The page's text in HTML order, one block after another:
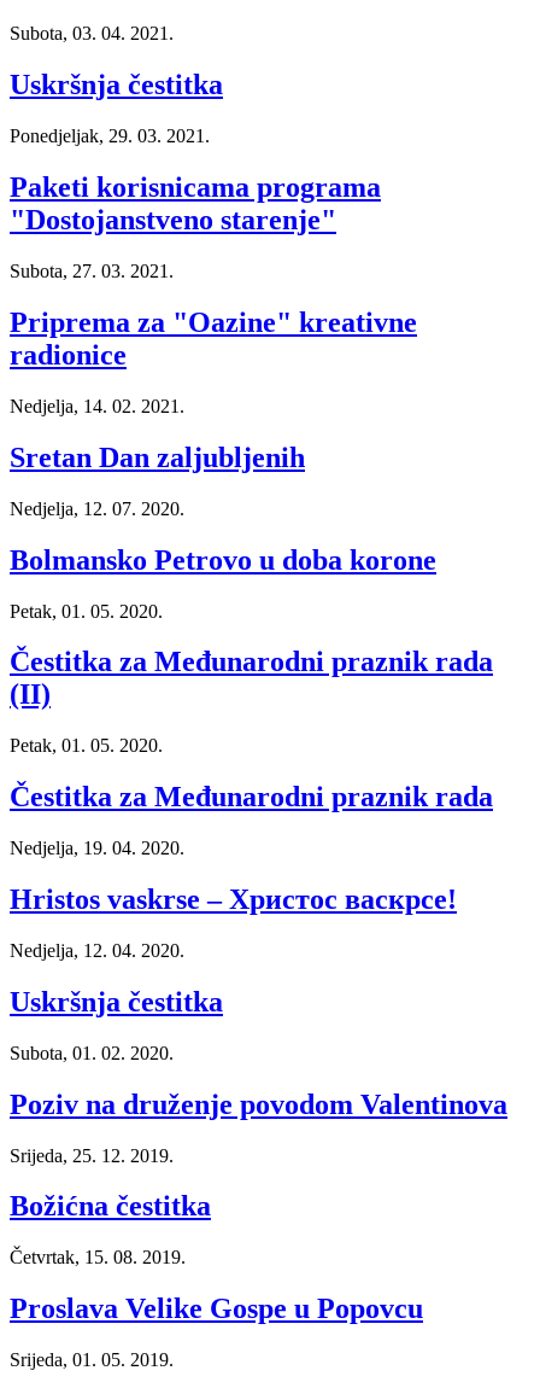
Subota, 03. 04. 2021.
Uskršnja čestitka
Ponedjeljak, 29. 03. 2021.
Paketi korisnicama programa
"Dostojanstveno starenje"
Subota, 27. 03. 2021.
Priprema za "Oazine" kreativne
radionice
Nedjelja, 14. 02. 2021.
Sretan Dan zaljubljenih
Nedjelja, 12. 07. 2020.
Bolmansko Petrovo u doba korone
Petak, 01. 05. 2020.
Čestitka za Međunarodni praznik rada
(II)
Petak, 01. 05. 2020.
Čestitka za Međunarodni praznik rada
Nedjelja, 19. 04. 2020.
Hristos vaskrse – Христос васкрсе!
Nedjelja, 12. 04. 2020.
Uskršnja čestitka
Subota, 01. 02. 2020.
Poziv na druženje povodom Valentinova
Srijeda, 25. 12. 2019.
Božićna čestitka
Četvrtak, 15. 08. 2019.
Proslava Velike Gospe u Popovcu
Srijeda, 01. 05. 2019.